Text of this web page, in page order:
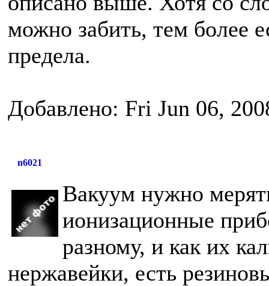
можно забить, тем более
предела.
Добавлено: Fri Jun 06,
n6021
Вакуум нужно
ионизационные
разному, и как их
нержавейки, есть